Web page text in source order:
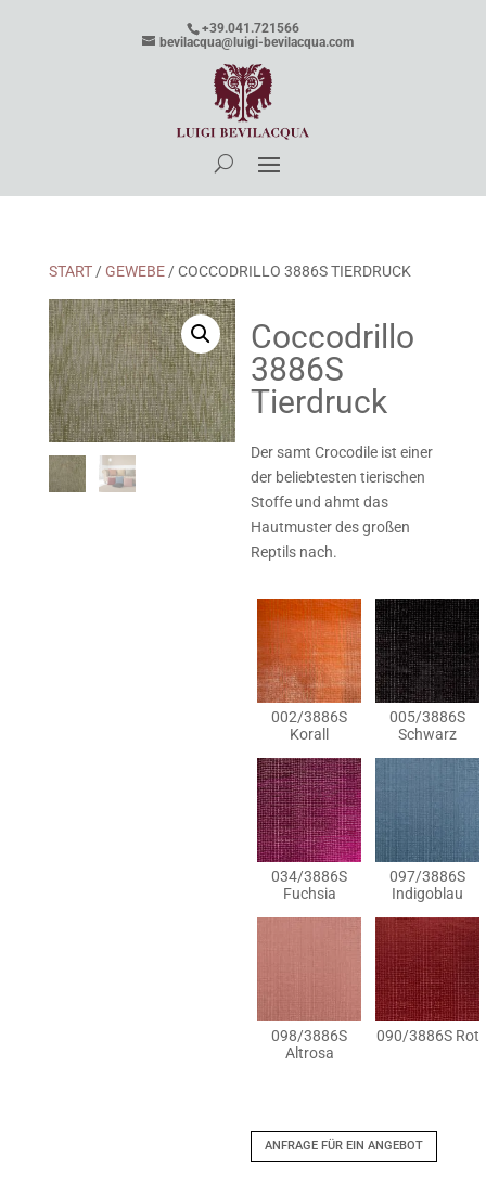
+39.041.721566
bevilacqua@luigi-bevilacqua.com
START/GEWEBE/ COCCODRILLO 3886S TIERDRUCK
Coccodrillo
3886S
Tierdruck
Der samt Crocodile ist einer
der beliebtesten tierischen
Stoffe und ahmt das
Hautmuster des großen
Reptils nach.
002/3886S
Korall
005/3886S
Schwarz
034/3886S
Fuchsia
097/3886S
Indigoblau
098/3886S
Altrosa
090/3886S Rot
ANFRAGE FÜR EIN ANGEBOT